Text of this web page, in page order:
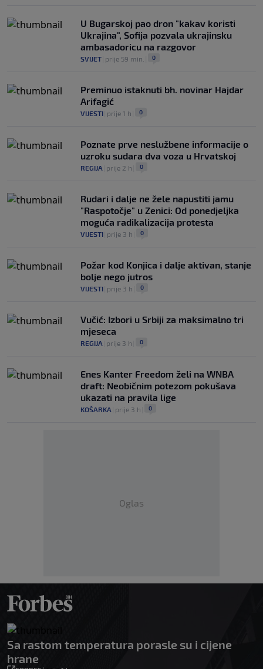
U Bugarskoj pao dron "kakav koristi
Ukrajina", Sofija pozvala ukrajinsku
ambasadoricu na razgovor
SVIJET prije 59 min. 0
Preminuo istaknuti bh. novinar Hajdar
Arifagić
VIJESTI prije 1 h 0
Poznate prve neslužbene informacije o
uzroku sudara dva voza u Hrvatskoj
REGIJA prije 2 h 0
Rudari i dalje ne žele napustiti jamu
"Raspotočje" u Zenici: Od ponedjeljka
moguća radikalizacija protesta
VIJESTI prije 3 h 0
Požar kod Konjica i dalje aktivan, stanje
bolje nego jutros
VIJESTI prije 3 h 0
Vučić: Izbori u Srbiji za maksimalno tri
mjeseca
REGIJA prije 3 h 0
Enes Kanter Freedom želi na WNBA
draft: Neobičnim potezom pokušava
ukazati na pravila lige
KOŠARKA prije 3 h 0
Oglas
Sa rastom temperatura porasle su i cijene
hrane